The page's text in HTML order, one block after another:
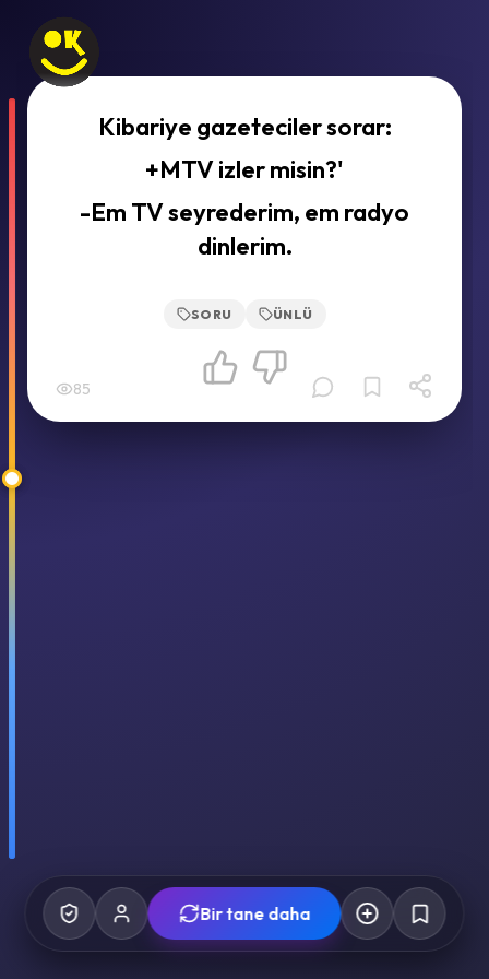
Kibariye gazeteciler sorar:
+MTV izler misin?'
-Em TV seyrederim, em radyo
dinlerim.
SORU ÜNLÜ
85
Bir tane daha